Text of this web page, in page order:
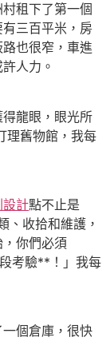
租下了第一個
三百平米，房
也很窄，車進
人力。
龍眼，眼光所
理舊物館，我每
設計點不止是
、收拾和維護，
你們必須
考驗**！」我每
個倉庫，很快